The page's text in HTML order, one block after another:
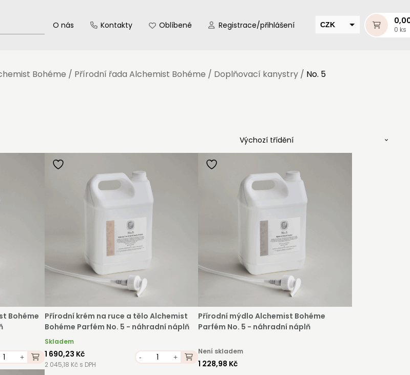
O nás Kontakty Oblíbené Registrace/přihlášení CZK
0 ks
Bohéme / Přírodní řada Alchemist Bohéme / Doplňovací kanystry / No. 5
Bohéme
+
Přírodní krém na ruce a tělo Alchemist
Bohéme Parfém No. 5 - náhradní náplň
Skladem
1 690,23 Kč
2 045,18 Kč s DPH
- +
Přírodní mýdlo Alchemist Bohéme
Parfém No. 5 - náhradní náplň
Není skladem
1 228,98 Kč